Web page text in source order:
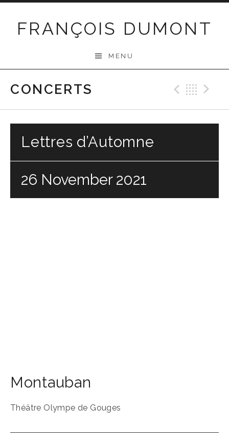
FRANÇOIS DUMONT
MENU
CONCERTS
Lettres d’Automne
26 November 2021
Montauban
Théâtre Olympe de Gouges